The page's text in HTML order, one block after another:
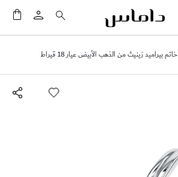
خاتم بيراميد زينيث من الذهب الأبيض عيار 18 قيراط